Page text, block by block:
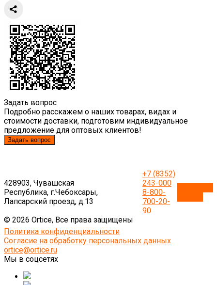
Задать вопрос
Подробно расскажем о наших товарах, видах и
стоимости доставки, подготовим индивидуальное
предложение для оптовых клиентов!
Задать вопрос
428903, Чувашская
Республика, г.Чебоксары,
Лапсарский проезд, д.13
+7 (8352)
243-000
8-800-
700-20-
90
© 2026 Ortice, Все права защищены
Политика конфиденциальности
Согласие на обработку персональных данных
ortice@ortice.ru
Мы в соцсетях